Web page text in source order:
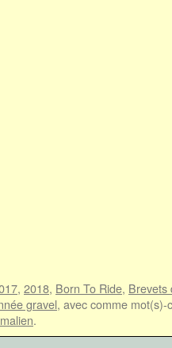
, 2018, Born To Ride, Brevets
gravel, avec comme
.